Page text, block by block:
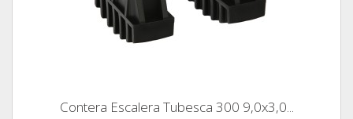
Contera Escalera Tubesca 300 9,0x3,0...